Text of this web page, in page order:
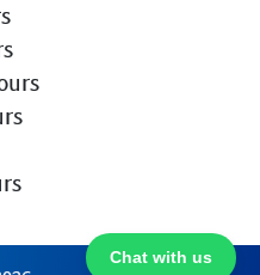
Chat with us